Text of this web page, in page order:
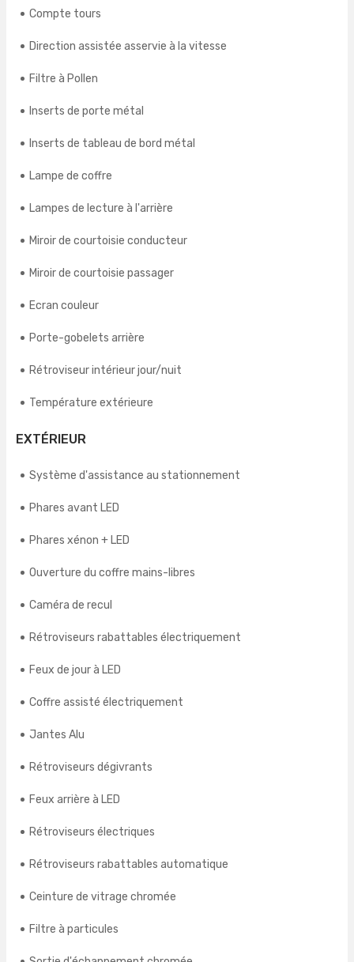
Compte tours
Direction assistée asservie à la vitesse
Filtre à Pollen
Inserts de porte métal
Inserts de tableau de bord métal
Lampe de coffre
Lampes de lecture à l'arrière
Miroir de courtoisie conducteur
Miroir de courtoisie passager
Ecran couleur
Porte-gobelets arrière
Rétroviseur intérieur jour/nuit
Température extérieure
EXTÉRIEUR
Système d'assistance au stationnement
Phares avant LED
Phares xénon + LED
Ouverture du coffre mains-libres
Caméra de recul
Rétroviseurs rabattables électriquement
Feux de jour à LED
Coffre assisté électriquement
Jantes Alu
Rétroviseurs dégivrants
Feux arrière à LED
Rétroviseurs électriques
Rétroviseurs rabattables automatique
Ceinture de vitrage chromée
Filtre à particules